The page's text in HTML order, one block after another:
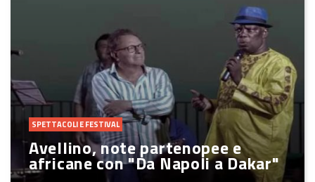
SPETTACOLI E FESTIVAL
Avellino, note partenopee e
africane con "Da Napoli a Dakar"